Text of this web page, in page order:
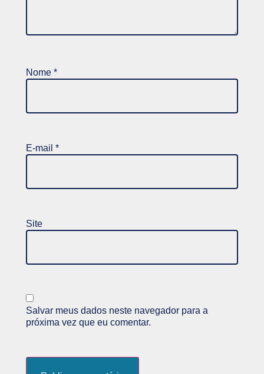
Nome *
E-mail *
Site
Salvar meus dados neste navegador para a
próxima vez que eu comentar.